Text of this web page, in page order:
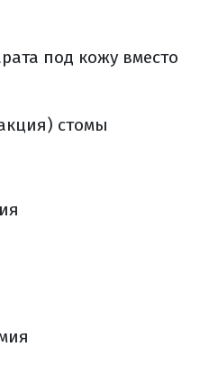
под кожу вместо
стомы